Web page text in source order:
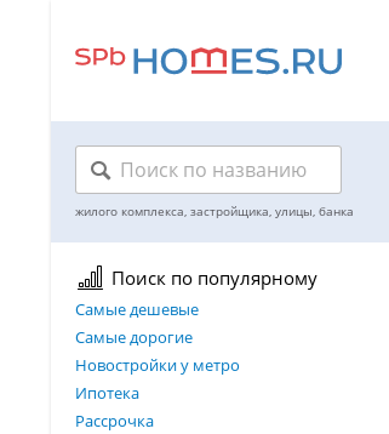
Поиск по популярному
Самые дешевые
Самые дорогие
Новостройки у метро
Ипотека
Рассрочка